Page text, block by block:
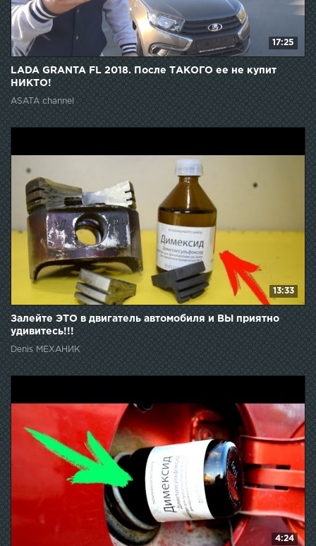
17:25
LADA GRANTA FL 2018. После ТАКОГО ее не купит
НИКТО!
ASATA channel
13:33
Залейте ЭТО в двигатель автомобиля и ВЫ приятно
удивитесь!!!
Denis МЕХАНИК
4:24